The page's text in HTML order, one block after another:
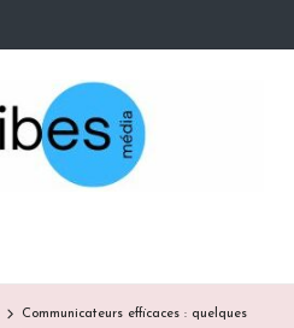
Communicateurs efficaces : quelques